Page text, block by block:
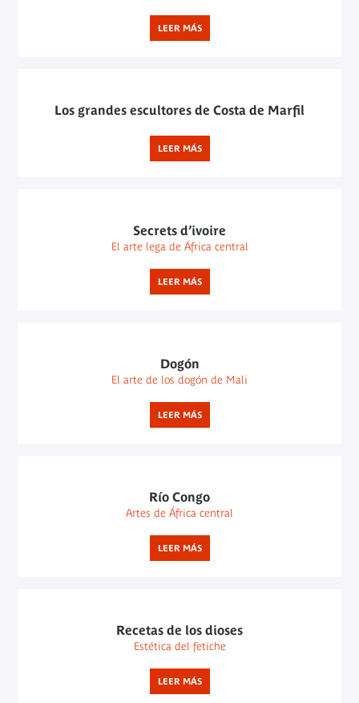
LEER MÁS
Los grandes escultores de Costa de Marfil
LEER MÁS
Secrets d’ivoire
El arte lega de África central
LEER MÁS
Dogón
El arte de los dogón de Mali
LEER MÁS
Río Congo
Artes de África central
LEER MÁS
Recetas de los dioses
Estética del fetiche
LEER MÁS